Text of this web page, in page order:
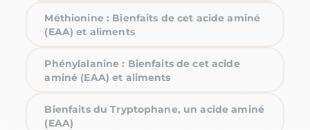
Méthionine : Bienfaits de cet acide aminé
(EAA) et aliments
Phénylalanine : Bienfaits de cet acide
aminé (EAA) et aliments
Bienfaits du Tryptophane, un acide aminé
(EAA)